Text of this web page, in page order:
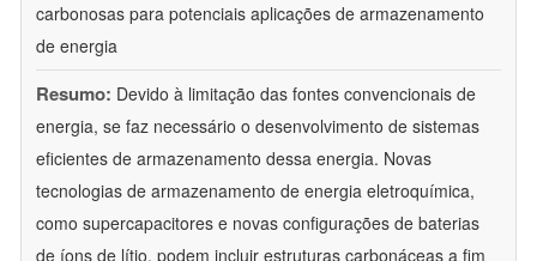
carbonosas para potenciais aplicações de armazenamento
de energia
Resumo: Devido à limitação das fontes convencionais de
energia, se faz necessário o desenvolvimento de sistemas
eficientes de armazenamento dessa energia. Novas
tecnologias de armazenamento de energia eletroquímica,
como supercapacitores e novas configurações de baterias
de íons de lítio, podem incluir estruturas carbonáceas a fim